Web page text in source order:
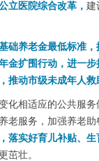
立医院综合改革， 建
础养老金最低标准
金扩围行动，进一
推动市级未成年人
化相适应的公共服
老服务，加强养老
落实好育儿补贴、
茁壮。